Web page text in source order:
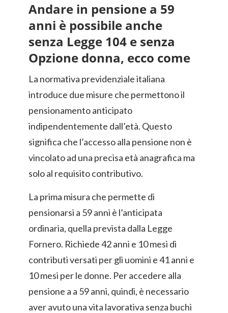
Andare in pensione a 59
anni è possibile anche
senza Legge 104 e senza
Opzione donna, ecco come
La normativa previdenziale italiana
introduce due misure che permettono il
pensionamento anticipato
indipendentemente dall’età. Questo
significa che l’accesso alla pensione non è
vincolato ad una precisa età anagrafica ma
solo al requisito contributivo.
La prima misura che permette di
pensionarsi a 59 anni è l’anticipata
ordinaria, quella prevista dalla Legge
Fornero. Richiede 42 anni e 10 mesi di
contributi versati per gli uomini e 41 anni e
10 mesi per le donne. Per accedere alla
pensione a a 59 anni, quindi, è necessario
aver avuto una vita lavorativa senza buchi